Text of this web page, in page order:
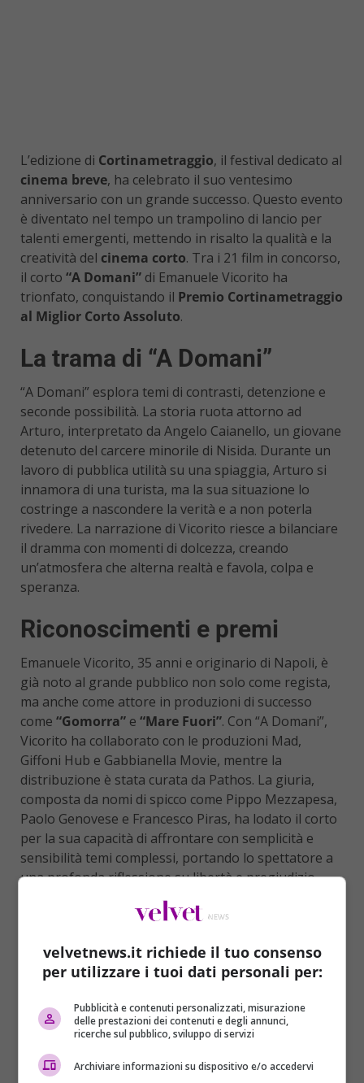
L’edizione di Cortinametraggio, il festival dedicato al
cinema breve, ha celebrato il suo ventesimo
anniversario con un grande successo. Questo evento
è diventato nel tempo un trampolino di lancio per
talenti emergenti, mettendo in risalto la qualità e la
creatività del cinema corto. Tra i 21 film in concorso,
il corto “A Domani” di Emanuele Vicorito ha
trionfato, conquistando il Premio Cortinametraggio
al Miglior Corto Assoluto.
La trama di “A Domani”
“A Domani” esplora temi di contrasti, detenzione e
seconde possibilità. La storia ruota attorno ad
Arturo, interpretato da Angelo Caianello, un giovane
detenuto del carcere minorile di Nisida. Durante un
lavoro di pubblica utilità su una spiaggia, Arturo si
innamora di una turista, ma la sua situazione lo
costringe a nascondere la verità e a non poterla
rivedere. La narrazione di Vicorito riesce a bilanciare
il dramma con momenti di dolcezza, creando
un’atmosfera che alterna realtà e favola, colpa e
speranza.
Riconoscimenti e premi
Emanuele Vicorito, 35 anni e originario di Napoli, è
già noto al grande pubblico non solo come regista,
ma anche come attore in produzioni di successo
come “Gomorra” e “Mare Fuori”. Con “A Domani”,
Vicorito ha collaborato con le produzioni Mad,
Giffoni Hub e Gabbianella Movie, mentre la
distribuzione è stata curata da Pathos. La giuria,
composta da nomi di spicco come Pippo Mezzapesa,
Paolo Genovese e Francesco Piras, ha lodato il corto
per la sua capacità di affrontare con semplicità e
sensibilità temi complessi, portando lo spettatore a
una profonda riflessione su libertà e pregiudizio.
Un altro riconoscimento importante è andato a
Miglior Regiacon il suo corto“Majonezë”, già
candidato aiDavid di Donatello . Le menzioni
velvetnews.it richiede il tuo consenso
per utilizzare i tuoi dati personali per:
Pubblicità e contenuti personalizzati, misurazione
delle prestazioni dei contenuti e degli annunci,
ricerche sul pubblico, sviluppo di servizi
Archiviare informazioni su dispositivo e/o accedervi